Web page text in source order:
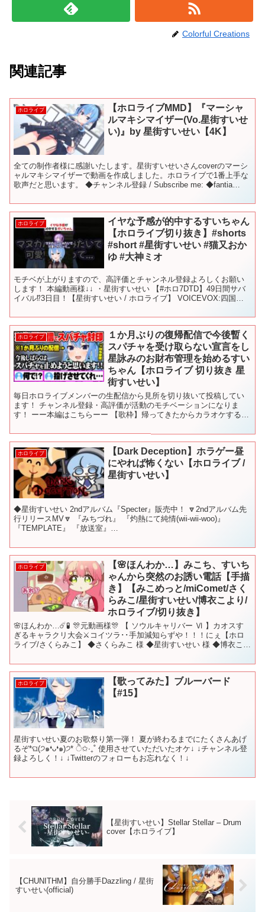
Colorful Creations
関連記事
ホロライブ
【ホロライブMMD】『マーシャ
ルマキシマイザー(Vo.星街すいせ
い)』by 星街すいせい【4K】
全ての制作者様に感謝いたします。星街すいせいさんcoverのマーシ
ャルマキシマイザーで動画を作成しました。ホロライブで1番上手な
歌声だと思います。 ◆チャンネル登録 / Subscribe me: ◆fantia
ホロライブ
イヤな予感が的中するすいちゃん
【ホロライブ切り抜き】#shorts
#short #星街すいせい #猫又おか
ゆ #大神ミオ
モチベが上がりますので、高評価とチャンネル登録よろしくお願い
します！ 本編動画様↓↓ ・星街すいせい 【#ホロ7DTD】49日間サバ
イバル⁉3日目！【星街すいせい / ホロライブ】 VOICEVOX:四国め
ホロライブ
１か月ぶりの復帰配信で今後暫く
スパチャを受け取らない宣言をし
星詠みのお財布管理を始めるすい
ちゃん【ホロライブ 切り抜き 星
街すいせい】
毎日ホロライブメンバーの生配信から見所を切り抜いて投稿してい
ます！ チャンネル登録・高評価が活動のモチベーションになりま
す！ ーー本編はこちらーー 【歌枠】帰ってきたからカラオケするぞ
ホロライブ
【Dark Deception】ホラゲー昼
にやれば怖くない【ホロライブ /
星街すいせい】
◆星街すいせい 2ndアルバム『Specter』販売中！ 🔽2ndアルバム先
行リリースMV🔽 『みちづれ』 『灼熱にて純情(wii-wii-woo)』
『TEMPLATE』 『放送室』
ホロライブ
【🌸ほんわか…】みこち、すいち
ゃんから突然のお誘い電話【手描
き】【みこめっと/miComet/さく
らみこ/星街すいせい/博衣こより/
ホロライブ/切り抜き】
🌸ほんわか…☄️🧪 🎊元動画様🎊 【 ソウルキャリバー Ⅵ 】カオスす
ぎるキャラクリ大会⚔コイツラ･･手加減知らずや！！！にぇ【ホロ
ライブ/さくらみこ】 ◆さくらみこ 様 ◆星街すいせい 様 ◆博衣こよ
ホロライブ
【歌ってみた】ブルーバード
【#15】
星街すいせい夏のお歌祭り第一弾！ 夏が終わるまでにたくさんあげ
るぞ*ଘ(੭๑❛ᴗ❛๑)੭* ੈ✩‧₊˚ 使用させていただいたオケ↓ ↓チャンネル登
録よろしく！↓ ↓Twitterのフォローもお忘れなく！↓
【星街すいせい】Stellar Stellar – Drum
cover【ホロライブ】
【CHUNITHM】自分勝手Dazzling / 星街
すいせい(official)